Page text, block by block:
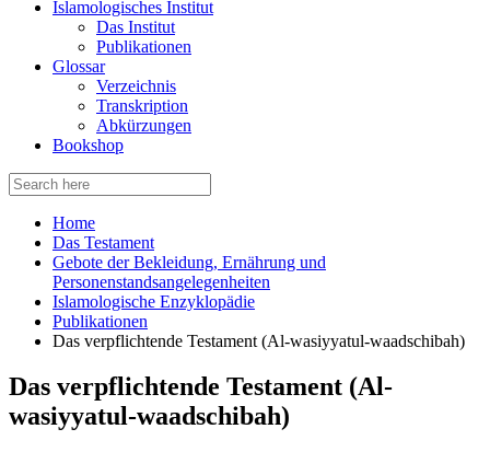
Islamologisches Institut
Das Institut
Publikationen
Glossar
Verzeichnis
Transkription
Abkürzungen
Bookshop
Search
for:
Home
Das Testament
Gebote der Bekleidung, Ernährung und
Personenstandsangelegenheiten
Islamologische Enzyklopädie
Publikationen
Das verpflichtende Testament (Al-wasiyyatul-waadschibah)
Das verpflichtende Testament (Al-
wasiyyatul-waadschibah)